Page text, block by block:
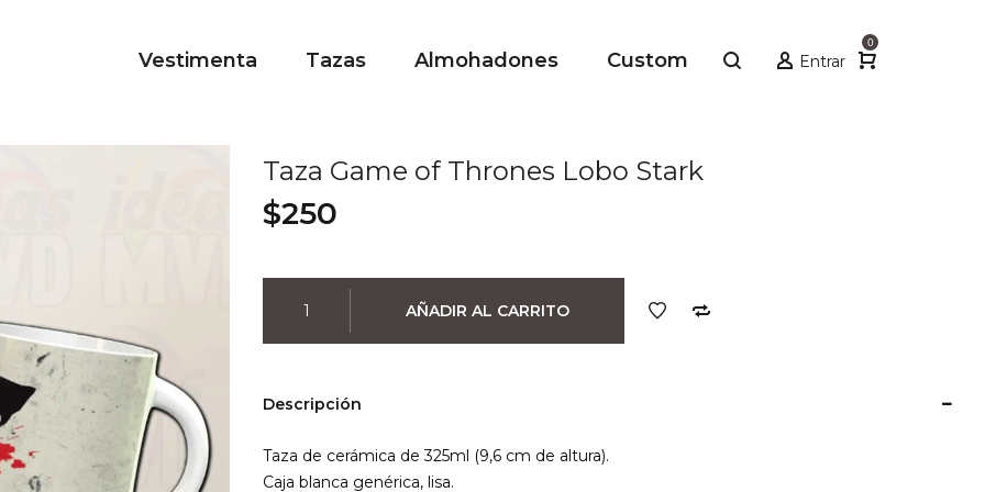
Entrar
0
Vestimenta Tazas Almohadones Custom
Taza Game of Thrones Lobo Stark
$250
Game
of
Lobo
cantidad
AÑADIR AL CARRITO
Descripción
Taza de cerámica de 325ml (9,6 cm de altura).
Caja blanca genérica, lisa.